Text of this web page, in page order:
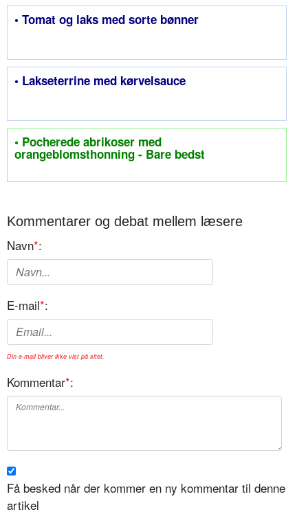
• Tomat og laks med sorte bønner
• Lakseterrine med kørvelsauce
• Pocherede abrikoser med
orangeblomsthonning - Bare bedst
Kommentarer og debat mellem læsere
Navn*:
E-mail*:
Din e-mail bliver ikke vist på sitet.
Kommentar*:
Få besked når der kommer en ny kommentar til denne
artikel